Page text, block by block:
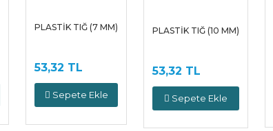
PLASTİK TIĞ (7 MM)
53,32 TL
Sepete Ekle
PLASTİK TIĞ (10 MM)
53,32 TL
Sepete Ekle